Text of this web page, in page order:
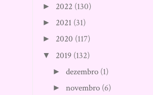
► 2022 (130)
► 2021 (31)
► 2020 (117)
▼ 2019 (132)
►dezembro (1)
►novembro (6)